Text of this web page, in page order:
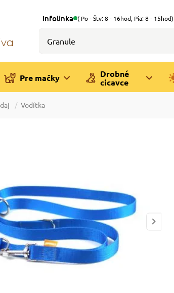
Infolinka ( Po - Štv: 8 - 16hod, Pia: 8 - 15hod)
Pre mačky
Drobné
cicavce
Vodítka